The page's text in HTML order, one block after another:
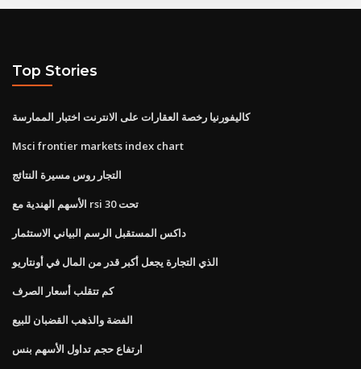
Top Stories
كاليفورنيا رخصة العقارات على الانترنت اختبار الممارسة
Msci frontier markets index chart
التجار روس مسيرة النتائج
الأسهم الهندية مع rsi تحت 30
داكس المستقبل الرسم البياني الاستثمار
الذي التجارة يجعل أكبر قدر من المال في أونتاريو
كم تتقلب أسعار الصرف
الفضة والذهب القضبان للبيع
ارتفاع حجم تداول الأسهم بنس